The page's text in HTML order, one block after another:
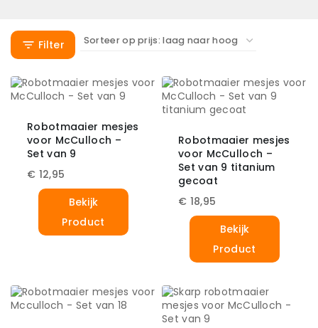
Filter
Robotmaaier mesjes
voor McCulloch –
Set van 9
€ 12,95
Bekijk
Product
Robotmaaier mesjes
voor McCulloch –
Set van 9 titanium
gecoat
€ 18,95
Bekijk
Product